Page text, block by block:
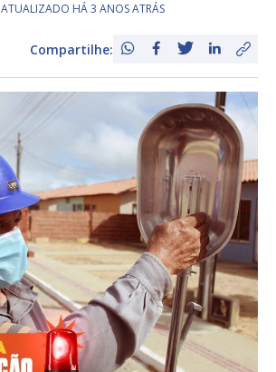
ATUALIZADO HÁ 3 ANOS ATRÁS
Compartilhe: